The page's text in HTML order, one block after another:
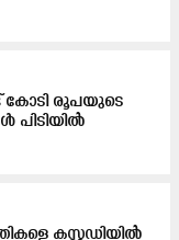
കോടി രൂപയുടെ
പിടിയിൽ
ക​സ്റ്റ​ഡി​യി​ൽ